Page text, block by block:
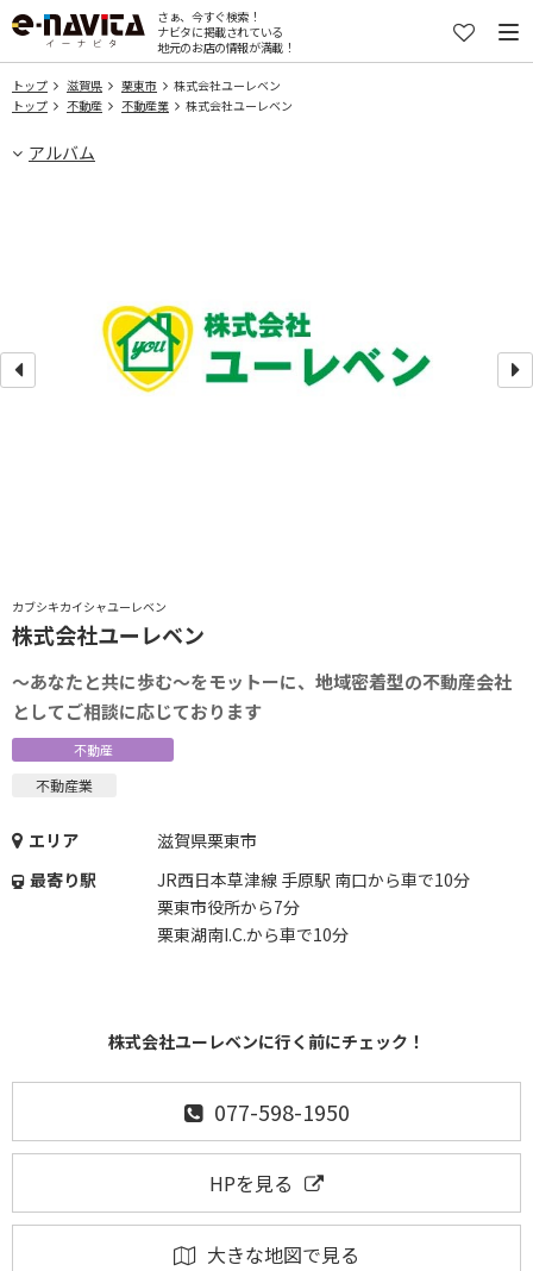
さぁ、今すぐ検索！
ナビタに掲載されている
地元のお店の情報が満載！
トップ 滋賀県 栗東市
株式会社ユーレベン
トップ
不動産 不動産業 株式会社ユーレベン
アルバム
カブシキカイシャユーレベン
株式会社ユーレベン
～あなたと共に歩む～をモットーに、地域密着型の不動産会社
としてご相談に応じております
不動産
不動産業
エリア
滋賀県栗東市
最寄り駅
JR西日本草津線 手原駅 南口から車で10分
栗東市役所から7分
栗東湖南I.C.から車で10分
株式会社ユーレベンに行く前にチェック！
077-598-1950
HPを見る
大きな地図で見る